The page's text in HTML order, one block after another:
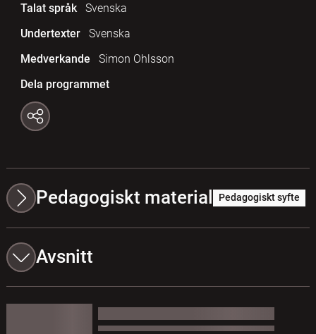
Talat språk
Svenska
Undertexter
Svenska
Medverkande
Simon Ohlsson
Dela programmet
Pedagogiskt material Pedagogiskt syfte
Avsnitt